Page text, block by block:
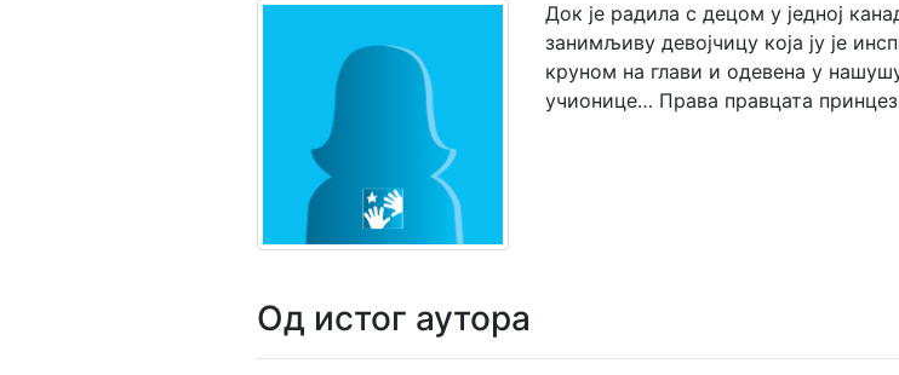
Док је радила с децом у једној
занимљиву девојчицу која ју је
круном на глави и одевена у
учионице… Права правцата
Од истог аутора